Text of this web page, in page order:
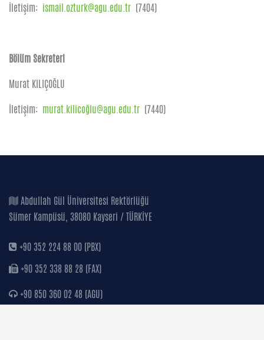
İletişim: ismail.ozturk@agu.edu.tr (7404)
Bölüm Sekreteri
Murat KILIÇOĞLU
İletişim: murat.kilicoğlu@agu.edu.tr (7440)
Abdullah Gül Üniversitesi Rektörlüğü
Sümer Kampüsü, 38080 Kayseri / TÜRKİYE
+90 352 224 88 00 (PBX)
+90 352 338 88 28 (FAX)
+90 850 360 02 48 (AGU)